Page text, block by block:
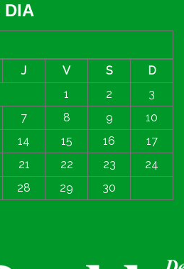
DIA
J V S
D
1
2
3
7 8 9
10
14 15 16
17
21 22 23
24
28 29 30